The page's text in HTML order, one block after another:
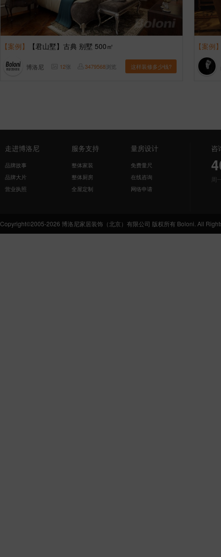
【案例】 【君山墅】古典 别墅 500㎡
博洛尼 12张 3479568浏览 这样装修多少钱?
【案例
走进博洛尼
品牌故事
品牌大片
营业执照
服务支持
整体家装
整体厨房
全屋定制
量房设计
免费量尺
在线咨询
网络申请
咨
周
Copyright©2005-2026 博洛尼家居装饰（北京）有限公司 版权所有 Boloni. All